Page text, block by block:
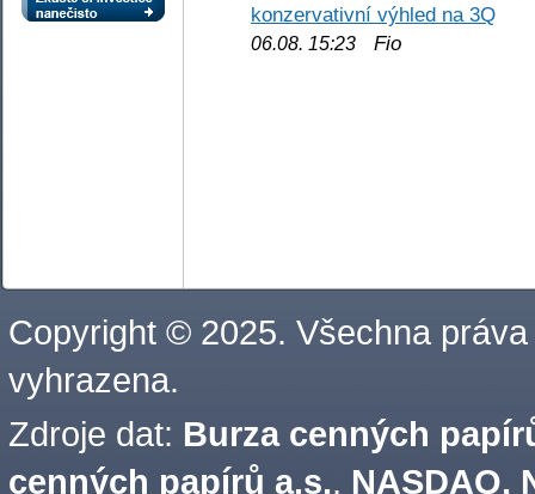
konzervativní výhled na 3Q
06.08. 15:23 Fio
Copyright © 2025. Všechna práva
vyhrazena.
Zdroje dat: Burza cenných
cenných papírů a.s., NASDAQ,